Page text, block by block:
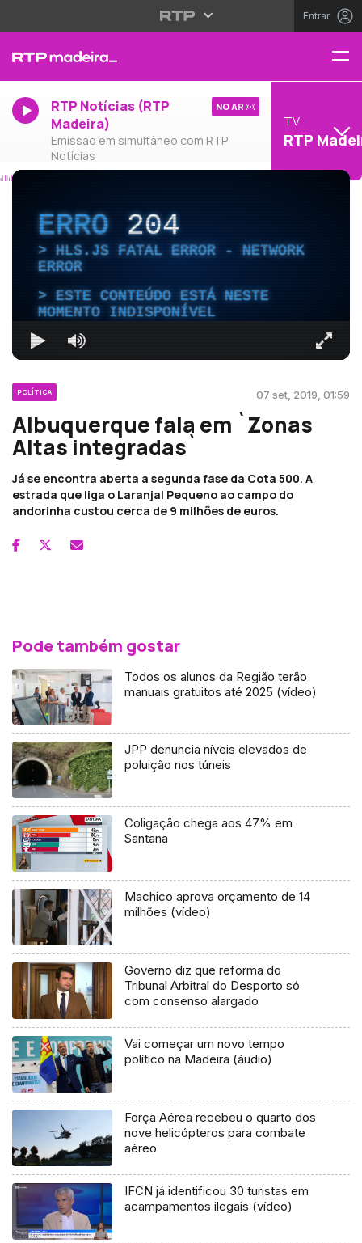
Entrar
RTP Notícias (RTP
Madeira)
Emissão em simultâneo com RTP
Notícias
NO AR
TV
RTP
ERRO204
HLS.JS FATAL ERROR - NETWORK
ERROR
ESTE CONTEÚDO ESTÁ NESTE
MOMENTO INDISPONÍVEL
POLÍTICA 07 set, 2019, 01:59
Albuquerque fala em `Zonas
Altas integradas`
Já se encontra aberta a segunda fase da Cota 500. A
estrada que liga o Laranjal Pequeno ao campo do
andorinha custou cerca de 9 milhões de euros.
Pode também gostar
Todos os alunos da Região terão
manuais gratuitos até 2025 (vídeo)
JPP denuncia níveis elevados de
poluição nos túneis
Coligação chega aos 47% em
Santana
Machico aprova orçamento de 14
milhões (vídeo)
Governo diz que reforma do
Tribunal Arbitral do Desporto só
com consenso alargado
Vai começar um novo tempo
político na Madeira (áudio)
Força Aérea recebeu o quarto dos
nove helicópteros para combate
aéreo
IFCN já identificou 30 turistas em
acampamentos ilegais (vídeo)